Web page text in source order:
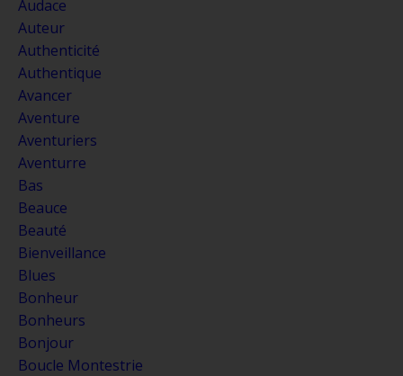
Audace
Auteur
Authenticité
Authentique
Avancer
Aventure
Aventuriers
Aventurre
Bas
Beauce
Beauté
Bienveillance
Blues
Bonheur
Bonheurs
Bonjour
Boucle Montestrie